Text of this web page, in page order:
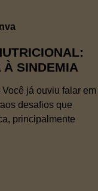
À SINDEMIA
já ouviu falar em
desafios que
principalmente